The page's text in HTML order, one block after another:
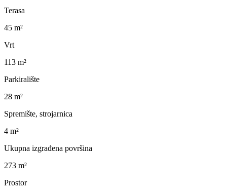
Terasa
45 m²
Vrt
113 m²
Parkiralište
28 m²
Spremište, strojarnica
4 m²
Ukupna izgrađena površina
273 m²
Prostor